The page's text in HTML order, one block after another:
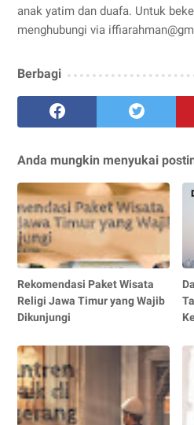
anak yatim dan duafa. Untuk
menghubungi via
Berbagi
Anda mungkin menyukai
Rekomendasi Paket Wisata
Religi Jawa Timur yang Wajib
Dikunjungi